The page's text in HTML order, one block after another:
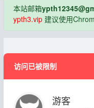
本站邮箱
ypth3.vip建议使用
访问已被限制
游客